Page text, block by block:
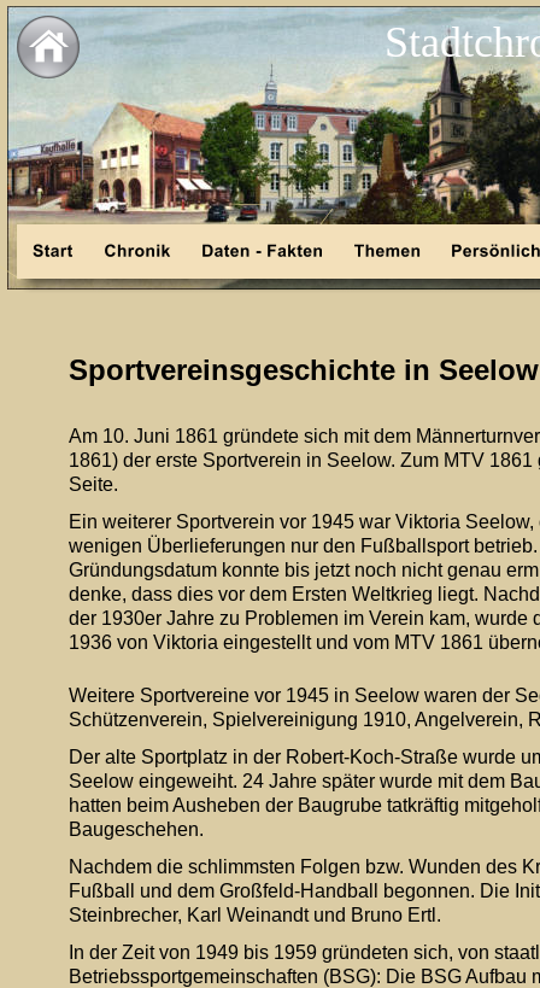
Sportvereinsgeschichte in Seelow
Weitere Sportvereine vor 1945 in Seelow waren der
Schützenverein, Spielvereinigung 1910, Angelverein,
Der alte Sportplatz in der Robert-Koch-Straße wurde
Seelow eingeweiht. 24 Jahre später wurde mit dem
hatten beim Ausheben der Baugrube tatkräftig
Baugeschehen.
Nachdem die schlimmsten Folgen bzw. Wunden des
Fußball und dem Großfeld-Handball begonnen. Die
Steinbrecher, Karl Weinandt und Bruno Ertl.
In der Zeit von 1949 bis 1959 gründeten sich, von
Betriebssportgemeinschaften (BSG): Die BSG
Am 10. Juni 1861 gründete sich mit dem
1861) der erste Sportverein in Seelow. Zum MTV
Seite.
Ein weiterer Sportverein vor 1945 war Viktoria
wenigen Überlieferungen nur den Fußballsport
Gründungsdatum konnte bis jetzt noch nicht genau
denke, dass dies vor dem Ersten Weltkrieg liegt.
der 1930er Jahre zu Problemen im Verein kam, wurde
1936 von Viktoria eingestellt und vom MTV 1861